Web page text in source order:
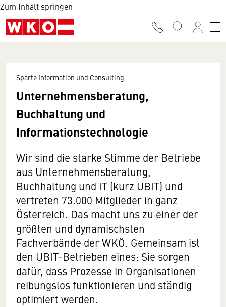
Zum Inhalt springen
Sparte Information und Consulting
Unternehmensberatung,
Buchhaltung und
Informationstechnologie
Wir sind die starke Stimme der Betriebe
aus Unternehmensberatung,
Buchhaltung und IT (kurz UBIT) und
vertreten 73.000 Mitglieder in ganz
Österreich. Das macht uns zu einer der
größten und dynamischsten
Fachverbände der WKÖ. Gemeinsam ist
den UBIT-Betrieben eines: Sie sorgen
dafür, dass Prozesse in Organisationen
reibungslos funktionieren und ständig
optimiert werden.